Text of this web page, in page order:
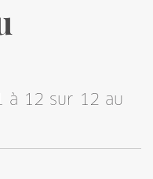
à 12 sur 12 au